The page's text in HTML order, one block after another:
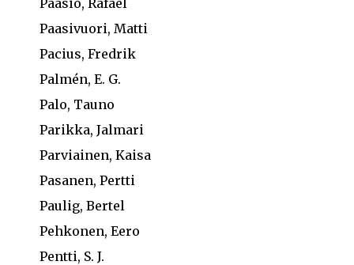
Paasio, Rafael
Paasivuori, Matti
Pacius, Fredrik
Palmén, E. G.
Palo, Tauno
Parikka, Jalmari
Parviainen, Kaisa
Pasanen, Pertti
Paulig, Bertel
Pehkonen, Eero
Pentti, S. J.